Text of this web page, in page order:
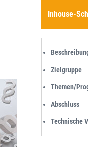
Inhouse-
Zielgruppe
Themen/
Abschluss
Technische